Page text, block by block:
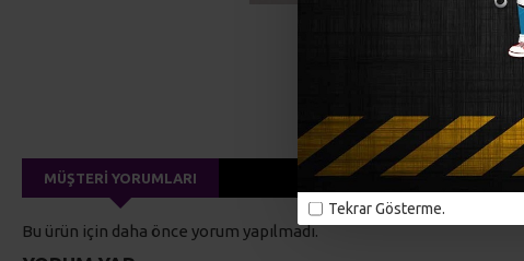
Tekrar Gösterme.
MÜŞTERI YORUMLARI
Bu ürün için daha önce yorum yapılmadı.